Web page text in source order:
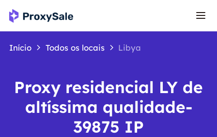
Início Todos os locais Libya
Proxy residencial LY de
altíssima qualidade-
39875 IP